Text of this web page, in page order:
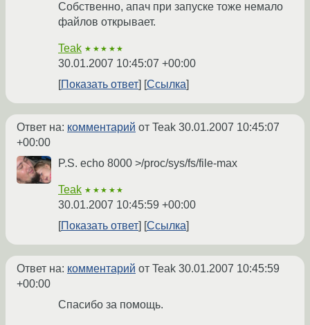
Собственно, апач при запуске тоже немало
файлов открывает.
Teak ★★★★★
30.01.2007 10:45:07 +00:00
Показать ответ
Ссылка
Ответ на: комментарий от Teak 30.01.2007 10:45:07
+00:00
P.S. echo 8000 >/proc/sys/fs/file-max
Teak ★★★★★
30.01.2007 10:45:59 +00:00
Показать ответ
Ссылка
Ответ на: комментарий от Teak 30.01.2007 10:45:59
+00:00
Спасибо за помощь.